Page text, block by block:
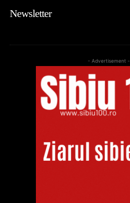
Newsletter
- Advertisement -